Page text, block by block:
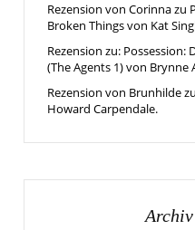
Rezension von Corinna zu
Broken Things von Kat
Rezension zu: Possession:
(The Agents 1) von Brynne
Rezension von Brunhilde
Howard Carpendale.
Archiv